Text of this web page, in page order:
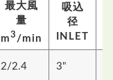
最大風
量
m3 /min
吸込
径
INLET
2/2.4 3"